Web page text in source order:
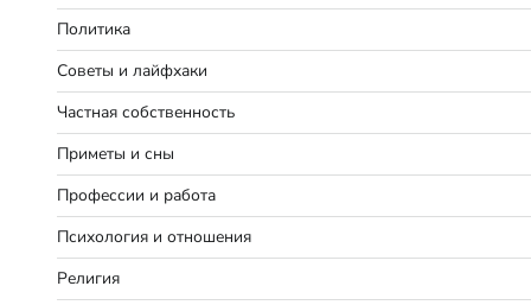
Политика
Советы и лайфхаки
Частная собственность
Приметы и сны
Профессии и работа
Психология и отношения
Религия